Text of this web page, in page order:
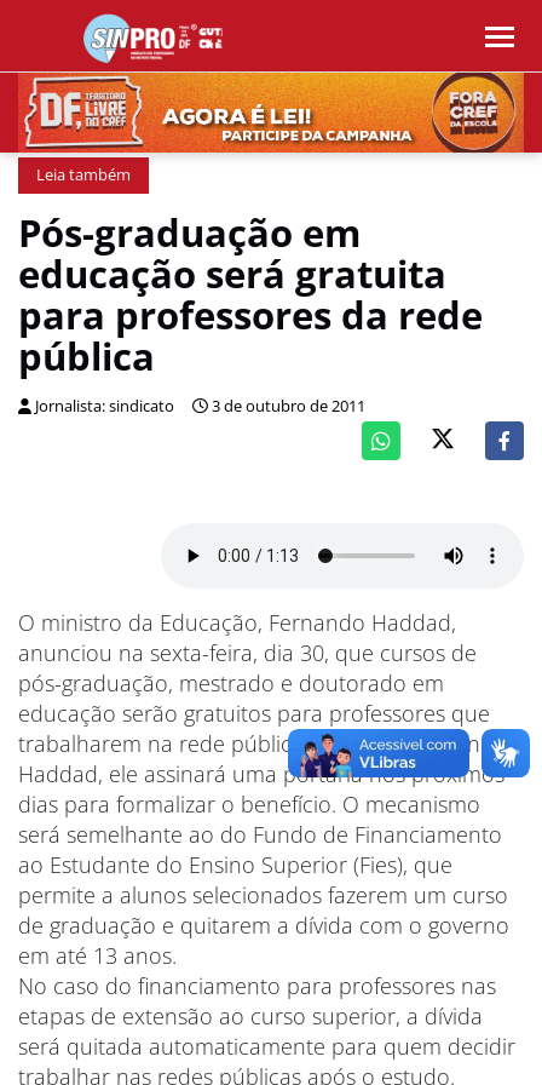
Leia também
Pós-graduação em
educação será gratuita
para professores da rede
pública
Jornalista: sindicato 3 de outubro de 2011
O ministro da Educação, Fernando Haddad,
anunciou na sexta-feira, dia 30, que cursos de
pós-graduação, mestrado e doutorado em
educação serão gratuitos para professores que
trabalharem na rede pública de ensino. Segundo
Haddad, ele assinará uma portaria nos próximos
dias para formalizar o benefício. O mecanismo
será semelhante ao do Fundo de Financiamento
ao Estudante do Ensino Superior (Fies), que
permite a alunos selecionados fazerem um curso
de graduação e quitarem a dívida com o governo
em até 13 anos.
No caso do financiamento para professores nas
etapas de extensão ao curso superior, a dívida
será quitada automaticamente para quem decidir
trabalhar nas redes públicas após o estudo.